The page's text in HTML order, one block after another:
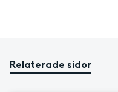
Relaterade sidor